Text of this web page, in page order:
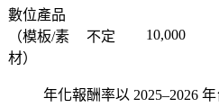
數位產品
（模板/素
材）
不定 10,000
年化報酬率以 2025–2026